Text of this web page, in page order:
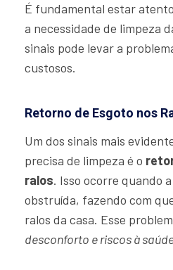
É fundamental estar
a necessidade de limpeza
sinais pode levar a
custosos.
Retorno de Esgoto nos
Um dos sinais mais
precisa de limpeza é o
ralos. Isso ocorre quando
obstruída, fazendo com
ralos da casa. Esse
desconforto e riscos à